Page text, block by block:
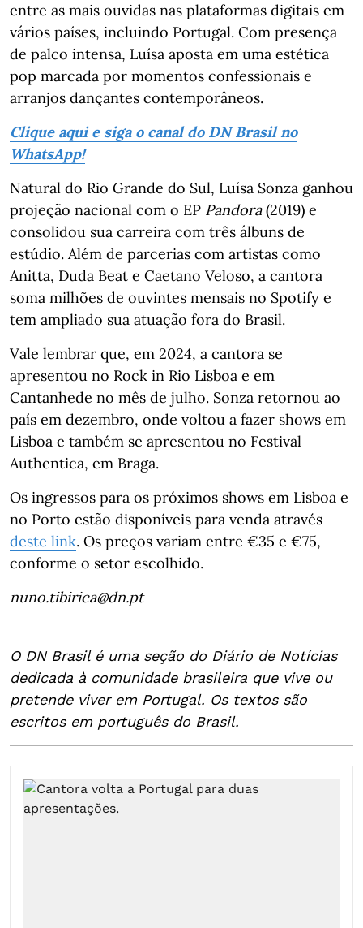
entre as mais ouvidas nas plataformas digitais em
vários países, incluindo Portugal. Com presença
de palco intensa, Luísa aposta em uma estética
pop marcada por momentos confessionais e
arranjos dançantes contemporâneos.
Clique aqui e siga o canal do DN Brasil no
WhatsApp!
Natural do Rio Grande do Sul, Luísa Sonza ganhou
projeção nacional com o EP Pandora(2019) e
consolidou sua carreira com três álbuns de
estúdio. Além de parcerias com artistas como
Anitta, Duda Beat e Caetano Veloso, a cantora
soma milhões de ouvintes mensais no Spotify e
tem ampliado sua atuação fora do Brasil.
Vale lembrar que, em 2024, a cantora se
apresentou no Rock in Rio Lisboa e em
Cantanhede no mês de julho. Sonza retornou ao
país em dezembro, onde voltou a fazer shows em
Lisboa e também se apresentou no Festival
Authentica, em Braga.
Os ingressos para os próximos shows em Lisboa e
no Porto estão disponíveis para venda através
deste link. Os preços variam entre €35 e €75,
conforme o setor escolhido.
nuno.tibirica@dn.pt
O DN Brasil é uma seção do Diário de Notícias
dedicada à comunidade brasileira que vive ou
pretende viver em Portugal. Os textos são
escritos em português do Brasil.